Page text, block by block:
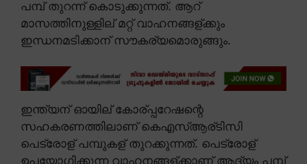
പമ്പ് തുറന്ന് കൊടുക്കുന്നത്. ആറ്
മാസത്തിനുള്ളില് മറ്റ് വാഹനങ്ങള്ക്കും
ഇന്ധനമടിക്കാന് സൗകര്യമൊരുങ്ങും.
ഇന്ത്യന് ഓയില് കോര്പ്പറേഷന്റെ
സഹകരണത്തിലാണ് കെഎസ്ആര്ടിസി
പെട്രോള് പമ്പുകള് തുറക്കുന്നത്. പെട്രോള്
ഉപയോഗിക്കുന്ന വാഹനങ്ങള്ക്കാണ് ആദ്യം പമ്പ്